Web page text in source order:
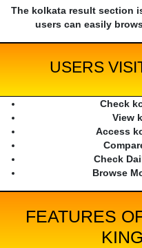
The kolkata result section
users can easily
USERS
Check
View
Access
Check
Browse
FEATURES